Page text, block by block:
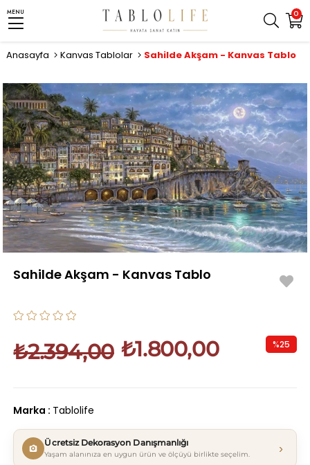
0
MENU
Anasayfa Kanvas Tablolar Sahilde Akşam - Kanvas Tablo
Sahilde Akşam - Kanvas Tablo
₺2.394,00 ₺1.800,00 %25
Marka : Tablolife
Ücretsiz Dekorasyon Danışmanlığı
Yaşam alanınıza en uygun ürün ve ölçüyü birlikte seçelim. ›